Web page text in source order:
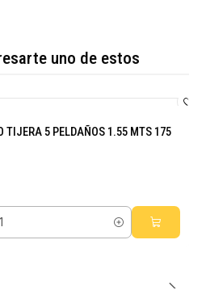
uno de estos
TIJERA 5 PELDAÑOS 1.55 MTS 175